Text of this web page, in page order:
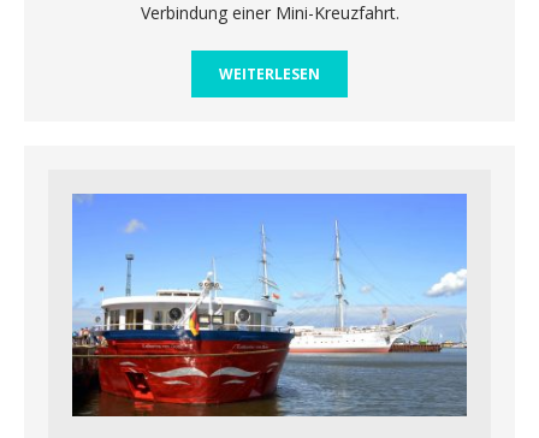
Verbindung einer Mini-Kreuzfahrt.
WEITERLESEN